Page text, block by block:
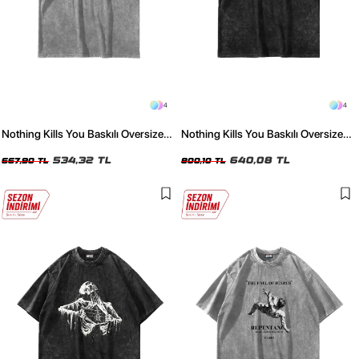
4
Nothing Kills You Baskılı Oversize
667,90 TL 534,32 TL
4
Nothing Kills You Baskılı Oversize
800,10 TL 640,08 TL